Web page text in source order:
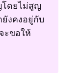
โดยไม่สูญ
ยังคงอยู่กับ
ะขอให้